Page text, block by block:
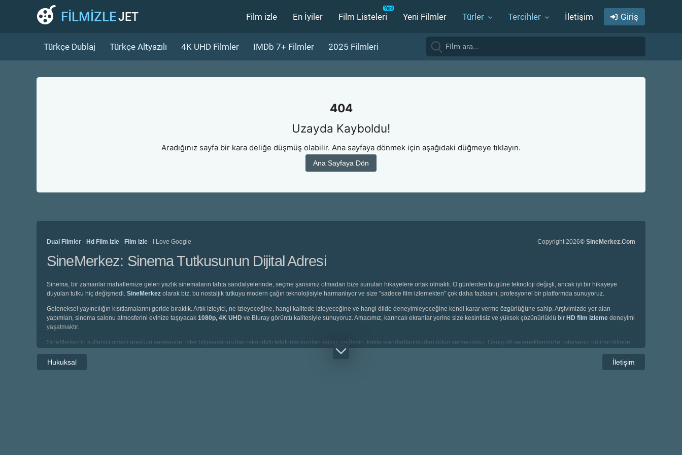
FİLMİZLEJET Film izle En İyiler Film Listeleri Yeni Filmler Türler Tercihler İletişim Giriş
Türkçe Dublaj Türkçe Altyazılı 4K UHD Filmler IMDb 7+ Filmler 2025 Filmleri
404
Uzayda Kayboldu!
Aradığınız sayfa bir kara deliğe düşmüş olabilir. Ana sayfaya dönmek için aşağıdaki düğmeye tıklayın.
Ana Sayfaya Dön
Dual Filmler - Hd Film izle - Film izle - I Love Google Copyright 2026© SineMerkez.Com
SineMerkez: Sinema Tutkusunun Dijital Adresi
Sinema, bir zamanlar mahallemize gelen yazlık sinemaların tahta sandalyelerinde, seçme şansımız olmadan bize sunulan hikayelere ortak olmaktı. O günlerden bugüne teknoloji değişti, ancak iyi bir hikayeye
duyulan tutku hiç değişmedi. SineMerkez olarak biz, bu nostaljik tutkuyu modern çağın teknolojisiyle harmanlıyor ve size "sadece film izlemekten" çok daha fazlasını, profesyonel bir platformda sunuyoruz.
Geleneksel yayıncılığın kısıtlamalarını geride bıraktık. Artık izleyici, ne izleyeceğine, hangi kalitede izleyeceğine ve hangi dilde deneyimleyeceğine kendi karar verme özgürlüğüne sahip. Arşivimizde yer alan
yapımları, sinema salonu atmosferini evinize taşıyacak 1080p, 4K UHD ve Bluray görüntü kalitesiyle sunuyoruz. Amacımız, karıncalı ekranlar yerine size kesintisiz ve yüksek çözünürlüklü bir HD film izleme deneyimi
yaşatmaktır.
SineMerkez'in kullanıcı odaklı arayüzü sayesinde, ister bilgisayarınızdan ister akıllı telefonlarınızdan erişim sağlayın, kalite standartlarımızdan ödün vermezsiniz. Geniş dil seçeneklerimizle; isterseniz orijinal dilinde
seçeneklerine saniyeler içinde ulaşabilirsiniz.
Editörlerimiz tarafından özenle kategorize edilen arşivimizde; ailenin minikleri için pedagogların önerdiği animasyon filmleri, adrenalin tutkunları için soluksuz aksiyon filmleri, bilimin sınırlarını zorlayan bilim kurgu
Hukuksal İletişim